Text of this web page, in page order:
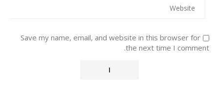
Save my name, email, and website in this browser for
the next time I comment.